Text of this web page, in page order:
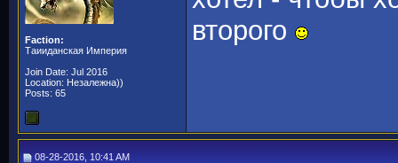
Faction:
Таииданская Империя
Join Date: Jul 2016
Location: Незалежна))
Posts: 65
второго
08-28-2016, 10:41 AM